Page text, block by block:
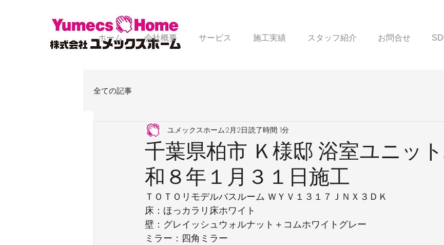
ホーム 会社概要 サービス 施工実績 スタッフ紹介 お問合せ
全ての記事
千葉県柏市 Ｋ様邸 浴室ユニッ
和８年１月３１日施工
ユメックスホーム2月2日読了時間: 1分
ＴＯＴＯリモデルバスルーム ＷＹＶ１３１７ＪＮＸ３ＤＫ
床：ほっカラリ床ホワイト
壁：グレイッシュウォルナット＋コムホワイトグレー
ミラー：四角ミラー